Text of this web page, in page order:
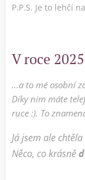
P.P.S. Je to lehčí
V roce
...a to mé osobní
Díky nim máte
ruce :). To
Já jsem ale
Něco, co krásně